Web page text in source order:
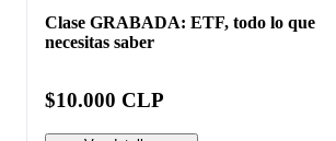
Clase GRABADA: ETF, todo lo que
necesitas saber
$10.000 CLP